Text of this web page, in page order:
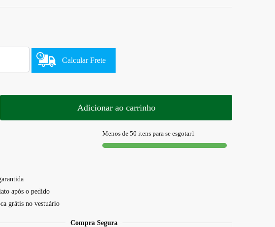
Calcular Frete
Adicionar ao carrinho
Menos de 50 itens para se esgotar1
após o pedido
grátis no vestuário
Compra Segura